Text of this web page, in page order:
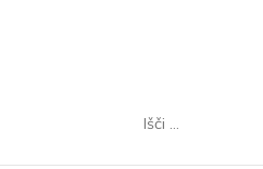
Išči: